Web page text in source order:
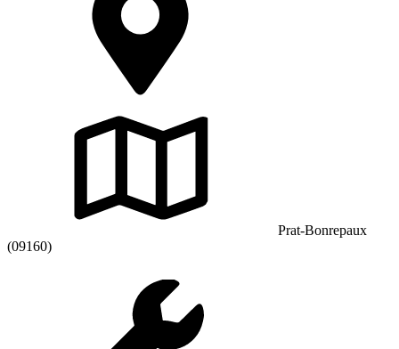
Prat-Bonrepaux
(09160)